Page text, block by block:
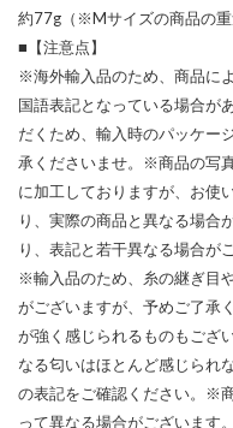
約77g（※Mサイズの商品の重
■【注意点】
※海外輸入品のため、商品に
国語表記となっている場合が
だくため、輸入時のパッケー
承くださいませ。※商品の写
に加工しておりますが、お使
り、実際の商品と異なる場合
り、表記と若干異なる場合が
※輸入品のため、糸の継ぎ目
がございますが、予めご了承
が強く感じられるものもござ
なる匂いはほとんど感じられ
の表記をご確認ください。※
って異なる場合がございま